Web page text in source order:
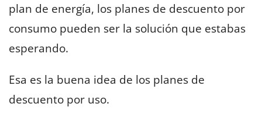
plan de energía, los planes de descuento por
consumo pueden ser la solución que estabas
esperando.
Esa es la buena idea de los planes de
descuento por uso.